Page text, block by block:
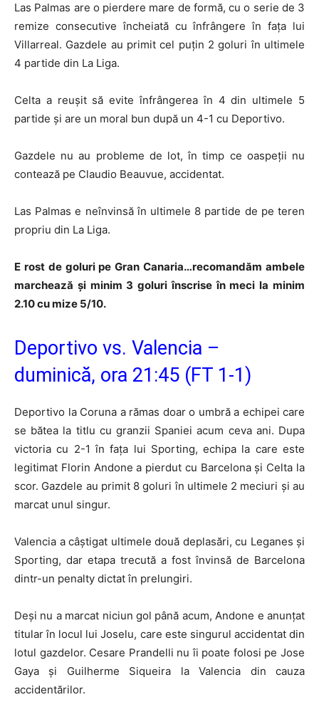
Las Palmas are o pierdere mare de formă, cu o serie de 3
remize consecutive încheiată cu înfrângere în fața lui
Villarreal. Gazdele au primit cel puțin 2 goluri în ultimele
4 partide din La Liga.
Celta a reușit să evite înfrângerea în 4 din ultimele 5
partide și are un moral bun după un 4-1 cu Deportivo.
Gazdele nu au probleme de lot, în timp ce oaspeții nu
contează pe Claudio Beauvue, accidentat.
Las Palmas e neînvinsă în ultimele 8 partide de pe teren
propriu din La Liga.
E rost de goluri pe Gran Canaria…recomandăm ambele
marchează și minim 3 goluri înscrise în meci la minim
2.10 cu mize 5/10.
Deportivo vs. Valencia –
duminică, ora 21:45 (FT 1-1)
Deportivo la Coruna a rămas doar o umbră a echipei care
se bătea la titlu cu granzii Spaniei acum ceva ani. Dupa
victoria cu 2-1 în fața lui Sporting, echipa la care este
legitimat Florin Andone a pierdut cu Barcelona și Celta la
scor. Gazdele au primit 8 goluri în ultimele 2 meciuri și au
marcat unul singur.
Valencia a câștigat ultimele două deplasări, cu Leganes și
Sporting, dar etapa trecută a fost învinsă de Barcelona
dintr-un penalty dictat în prelungiri.
Deși nu a marcat niciun gol până acum, Andone e anunțat
titular în locul lui Joselu, care este singurul accidentat din
lotul gazdelor. Cesare Prandelli nu îi poate folosi pe Jose
Gaya și Guilherme Siqueira la Valencia din cauza
accidentărilor.